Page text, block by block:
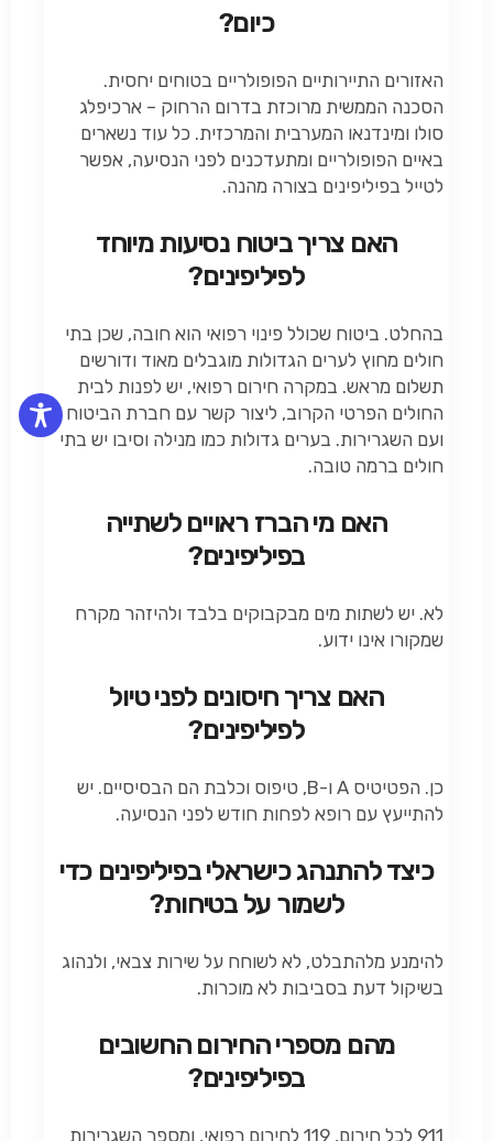
כיום?
האזורים התיירותיים הפופולריים בטוחים יחסית.
הסכנה הממשית מרוכזת בדרום הרחוק – ארכיפלג
סולו ומינדנאו המערבית והמרכזית. כל עוד נשארים
באיים הפופולריים ומתעדכנים לפני הנסיעה, אפשר
לטייל בפיליפינים בצורה מהנה.
האם צריך ביטוח נסיעות מיוחד
לפיליפינים?
בהחלט. ביטוח שכולל פינוי רפואי הוא חובה, שכן בתי
חולים מחוץ לערים הגדולות מוגבלים מאוד ודורשים
תשלום מראש. במקרה חירום רפואי, יש לפנות לבית
החולים הפרטי הקרוב, ליצור קשר עם חברת הביטוח
ועם השגרירות. בערים גדולות כמו מנילה וסיבו יש בתי
חולים ברמה טובה.
האם מי הברז ראויים לשתייה
בפיליפינים?
לא. יש לשתות מים מבקבוקים בלבד ולהיזהר מקרח
שמקורו אינו ידוע.
האם צריך חיסונים לפני טיול
לפיליפינים?
כן. הפטיטיס A ו-B, טיפוס וכלבת הם הבסיסיים. יש
להתייעץ עם רופא לפחות חודש לפני הנסיעה.
כיצד להתנהג כישראלי בפיליפינים כדי
לשמור על בטיחות?
להימנע מלהתבלט, לא לשוחח על שירות צבאי, ולנהוג
בשיקול דעת בסביבות לא מוכרות.
מהם מספרי החירום החשובים
בפיליפינים?
911 לכל חירום, 119 לחירום רפואי, ומספר השגרירות